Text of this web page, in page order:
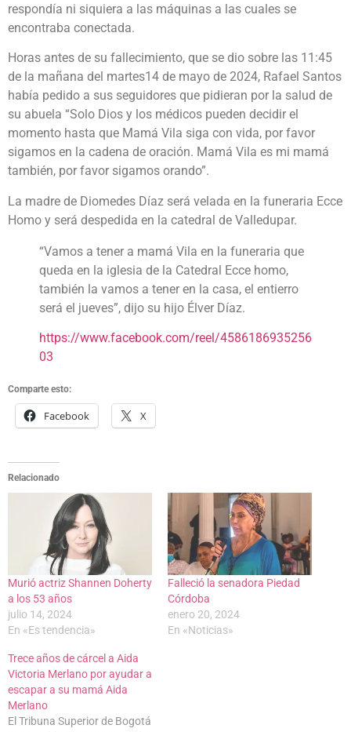
respondía ni siquiera a las máquinas a las cuales se
encontraba conectada.
Horas antes de su fallecimiento, que se dio sobre las 11:45
de la mañana del martes14 de mayo de 2024, Rafael Santos
había pedido a sus seguidores que pidieran por la salud de
su abuela “Solo Dios y los médicos pueden decidir el
momento hasta que Mamá Vila siga con vida, por favor
sigamos en la cadena de oración. Mamá Vila es mi mamá
también, por favor sigamos orando”.
La madre de Diomedes Díaz será velada en la funeraria Ecce
Homo y será despedida en la catedral de Valledupar.
“Vamos a tener a mamá Vila en la funeraria que
queda en la iglesia de la Catedral Ecce homo,
también la vamos a tener en la casa, el entierro
será el jueves”, dijo su hijo Élver Díaz.
https://www.facebook.com/reel/4586186935256
03
Comparte esto:
Facebook X
Relacionado
Murió actriz Shannen Doherty
a los 53 años
julio 14, 2024
En «Es tendencia»
Falleció la senadora Piedad
Córdoba
enero 20, 2024
En «Noticias»
Trece años de cárcel a Aida
Victoria Merlano por ayudar a
escapar a su mamá Aida
Merlano
El Tribuna Superior de Bogotá